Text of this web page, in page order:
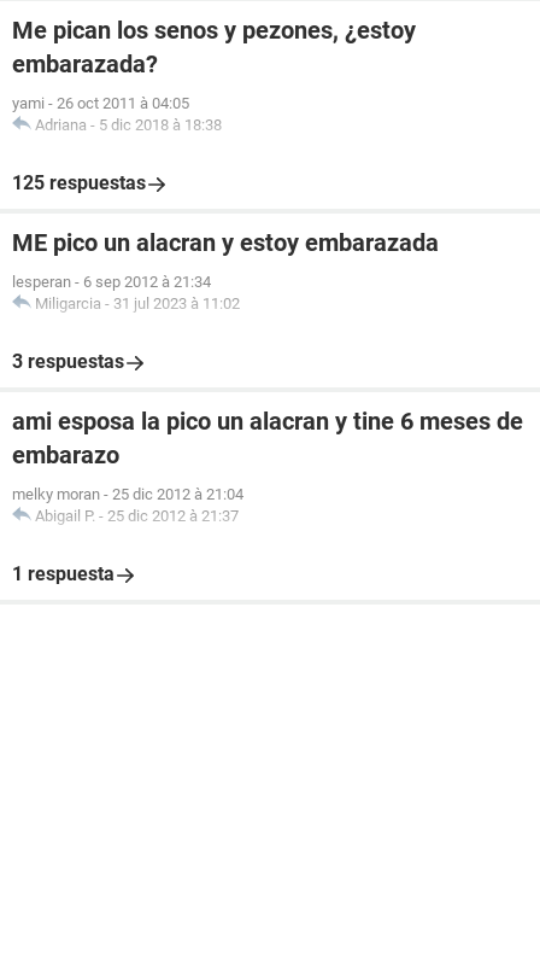
Me pican los senos y pezones, ¿estoy
embarazada?
yami - 26 oct 2011 à 04:05
Adriana - 5 dic 2018 à 18:38
125 respuestas
ME pico un alacran y estoy embarazada
lesperan - 6 sep 2012 à 21:34
Miligarcia - 31 jul 2023 à 11:02
3 respuestas
ami esposa la pico un alacran y tine 6 meses de
embarazo
melky moran - 25 dic 2012 à 21:04
Abigail P. - 25 dic 2012 à 21:37
1 respuesta